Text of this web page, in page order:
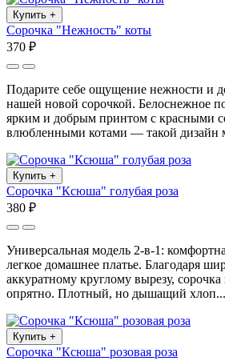
Купить +
Сорочка "Нежность" коты
370 ₽
Подарите себе ощущение нежности и
нашей новой сорочкой. Белоснежное
ярким и добрым принтом с красными
влюбленными котами — такой дизайн
Купить +
Сорочка "Ксюша" голубая роза
380 ₽
Универсальная модель 2-в-1:
легкое домашнее платье. Благодаря
аккуратному круглому вырезу,
опрятно. Плотный, но дышащий хлоп...
Купить +
Сорочка "Ксюша" розовая роза